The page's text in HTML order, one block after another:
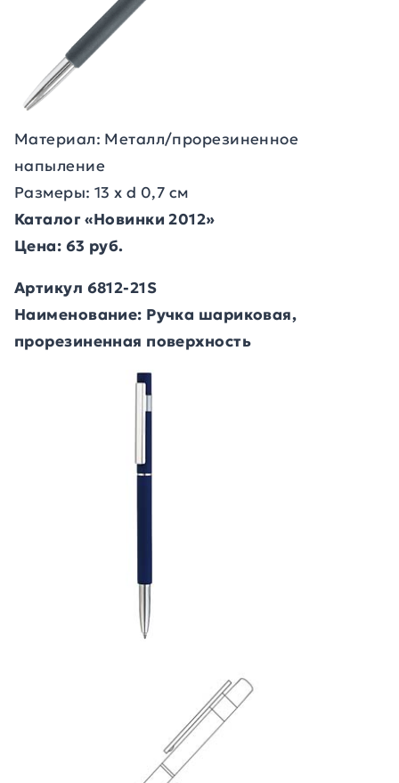
Материал: Металл/прорезиненное
напыление
Размеры: 13 х d 0,7 см
Каталог «Новинки 2012»
Цена: 63 руб.
Артикул 6812-21S
Наименование: Ручка шариковая,
прорезиненная поверхность